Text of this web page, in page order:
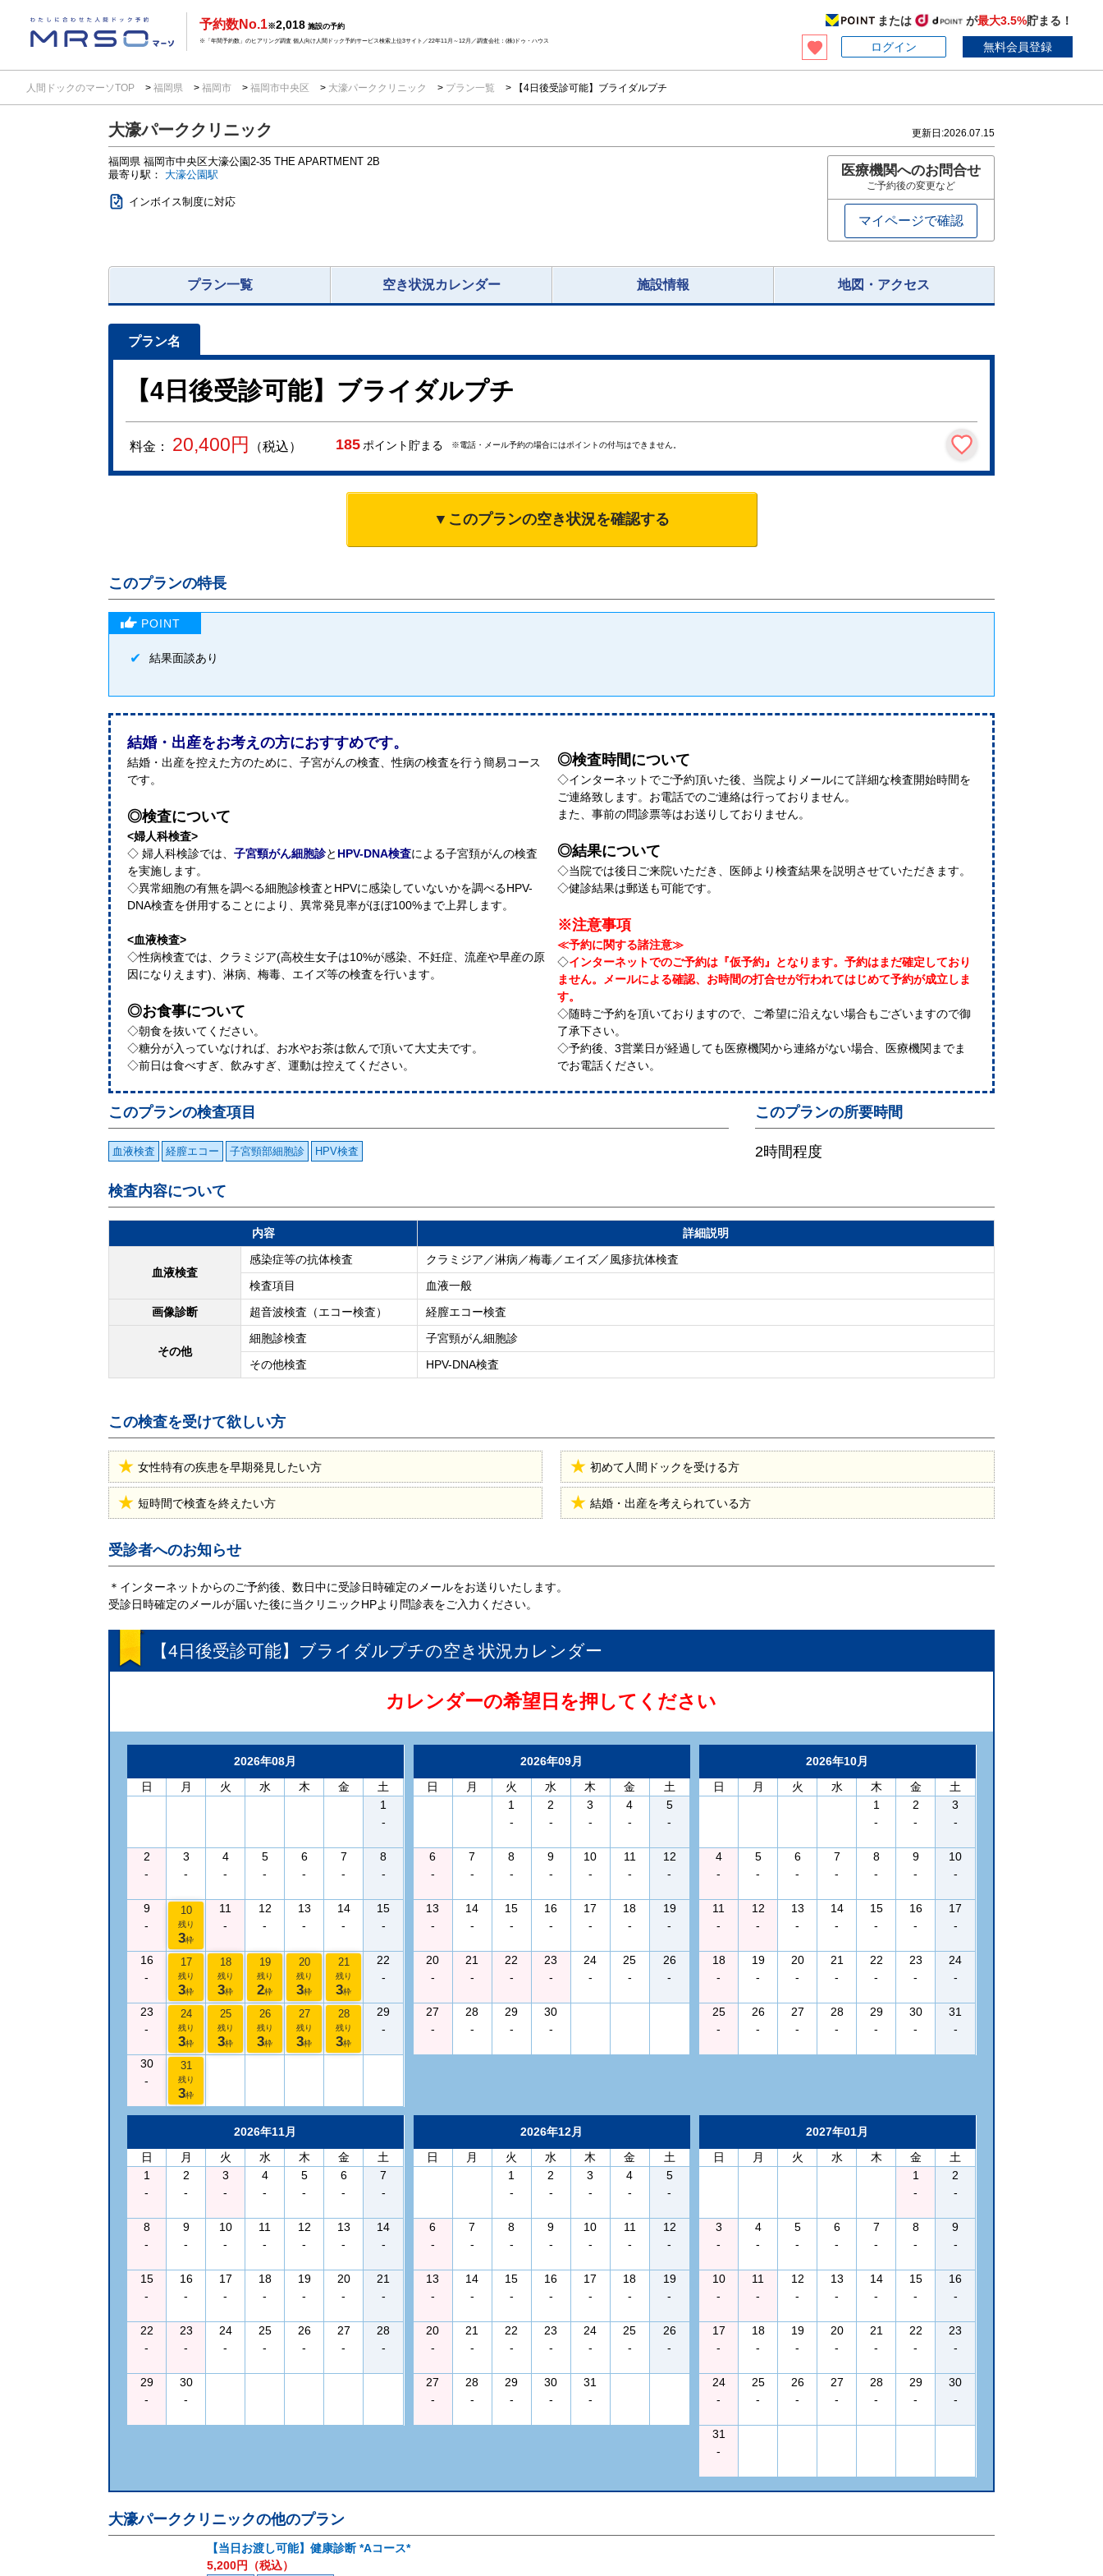
予約数No.1※2,018 施設の予約
※「年間予約数」のヒアリング調査 個人向け人間ドック予約サービス検索上位3サイト／22年11月～12月／調査会社：(株)ドゥ・ハウス
または が最大3.5%貯まる！
ログイン
無料会員登録
人間ドックのマーソTOP 福岡県 福岡市 福岡市中央区 大濠パーククリニック プラン一覧 【4日後受診可能】ブライダルプチ
大濠パーククリニック 更新日:2026.07.15
福岡県 福岡市中央区大濠公園2-35 THE APARTMENT 2B
最寄り駅： 大濠公園駅
インボイス制度に対応
医療機関へのお問合せ
ご予約後の変更など
マイページで確認
プラン一覧 空き状況カレンダー 施設情報 地図・アクセス
【4日後受診可能】ブライダルプチ
料金： 20,400円 （税込） 185 ポイント貯まる ※電話・メール予約の場合にはポイントの付与はできません。
▼このプランの空き状況を確認する
このプランの特長
結果面談あり
結婚・出産をお考えの方におすすめです。
結婚・出産を控えた方のために、子宮がんの検査、性病の検査を行う簡易コース
です。
◎検査について
<婦人科検査>
◇ 婦人科検診では、 子宮頸がん細胞診と HPV-DNA検査による子宮頚がんの検査
を実施します。
◇異常細胞の有無を調べる細胞診検査とHPVに感染していないかを調べるHPV-
DNA検査を併用することにより、異常発見率がほぼ100%まで上昇します。
<血液検査>
◇性病検査では、クラミジア(高校生女子は10%が感染、不妊症、流産や早産の原
因になりえます)、淋病、梅毒、エイズ等の検査を行います。
◎お食事について
◇朝食を抜いてください。
◇糖分が入っていなければ、お水やお茶は飲んで頂いて大丈夫です。
◇前日は食べすぎ、飲みすぎ、運動は控えてください。
◎検査時間について
◇インターネットでご予約頂いた後、当院よりメールにて詳細な検査開始時間を
ご連絡致します。お電話でのご連絡は行っておりません。
また、事前の問診票等はお送りしておりません。
◎結果について
◇当院では後日ご来院いただき、医師より検査結果を説明させていただきます。
◇健診結果は郵送も可能です。
※注意事項
≪予約に関する諸注意≫
◇インターネットでのご予約は『仮予約』となります。予約はまだ確定しており
ません。メールによる確認、お時間の打合せが行われてはじめて予約が成立しま
す。
◇随時ご予約を頂いておりますので、ご希望に沿えない場合もございますので御
了承下さい。
◇予約後、3営業日が経過しても医療機関から連絡がない場合、医療機関までま
でお電話ください。
このプランの所要時間
2時間程度
このプランの検査項目
血液検査 経膣エコー 子宮頸部細胞診 HPV検査
検査内容について
内容 詳細説明
血液検査
感染症等の抗体検査
クラミジア／淋病／梅毒／エイズ／風疹抗体検査
検査項目
血液一般
画像診断
超音波検査（エコー検査） 経膣エコー検査
その他
細胞診検査
子宮頸がん細胞診
その他検査
HPV-DNA検査
この検査を受けて欲しい方
女性特有の疾患を早期発見したい方 初めて人間ドックを受ける方
短時間で検査を終えたい方 結婚・出産を考えられている方
受診者へのお知らせ
＊インターネットからのご予約後、数日中に受診日時確定のメールをお送りいたします。
受診日時確定のメールが届いた後に当クリニックHPより問診表をご入力ください。
【4日後受診可能】ブライダルプチの空き状況カレンダー
カレンダーの希望日を押してください
2026年08月
日
月 火 水 木 金
土
1
-
2
-
3
-
4
-
5
-
6
-
7
-
8
-
9
-
10
残り
3枠
11
-
12
-
13
-
14
-
15
-
16
-
17
残り
3枠
18
残り
3枠
19
残り
2枠
20
残り
3枠
21
残り
3枠
22
-
23
-
24
残り
3枠
25
残り
3枠
26
残り
3枠
27
残り
3枠
28
残り
3枠
29
-
30
-
31
残り
3枠
2026年09月
日
月 火 水 木 金
土
1
-
2
-
3
-
4
-
5
-
6
-
7
-
8
-
9
-
10
-
11
-
12
-
13
-
14
-
15
-
16
-
17
-
18
-
19
-
20
-
21
-
22
-
23
-
24
-
25
-
26
-
27
-
28
-
29
-
30
-
2026年10月
日
月 火 水 木 金
土
1
-
2
-
3
-
4
-
5
-
6
-
7
-
8
-
9
-
10
-
11
-
12
-
13
-
14
-
15
-
16
-
17
-
18
-
19
-
20
-
21
-
22
-
23
-
24
-
25
-
26
-
27
-
28
-
29
-
30
-
31
-
2026年11月
日
月 火 水 木 金
土
1
-
2
-
3
-
4
-
5
-
6
-
7
-
8
-
9
-
10
-
11
-
12
-
13
-
14
-
15
-
16
-
17
-
18
-
19
-
20
-
21
-
22
-
23
-
24
-
25
-
26
-
27
-
28
-
29
-
30
-
2026年12月
日
月 火 水 木 金
土
1
-
2
-
3
-
4
-
5
-
6
-
7
-
8
-
9
-
10
-
11
-
12
-
13
-
14
-
15
-
16
-
17
-
18
-
19
-
20
-
21
-
22
-
23
-
24
-
25
-
26
-
27
-
28
-
29
-
30
-
31
-
2027年01月
日
月 火 水 木 金
土
1
-
2
-
3
-
4
-
5
-
6
-
7
-
8
-
9
-
10
-
11
-
12
-
13
-
14
-
15
-
16
-
17
-
18
-
19
-
20
-
21
-
22
-
23
-
24
-
25
-
26
-
27
-
28
-
29
-
30
-
31
-
大濠パーククリニックの他のプラン
【当日お渡し可能】健康診断 *Aコース*
5,200円（税込）